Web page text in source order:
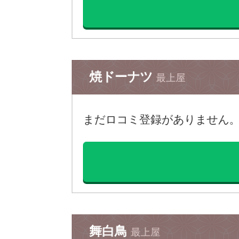
焼ドーナツ 最上屋
まだロコミ登録がありません。
舞白鳥 最上屋